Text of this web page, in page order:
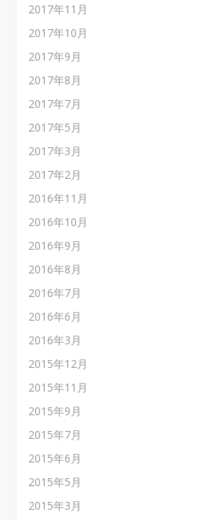
2017年11月
2017年10月
2017年9月
2017年8月
2017年7月
2017年5月
2017年3月
2017年2月
2016年11月
2016年10月
2016年9月
2016年8月
2016年7月
2016年6月
2016年3月
2015年12月
2015年11月
2015年9月
2015年7月
2015年6月
2015年5月
2015年3月